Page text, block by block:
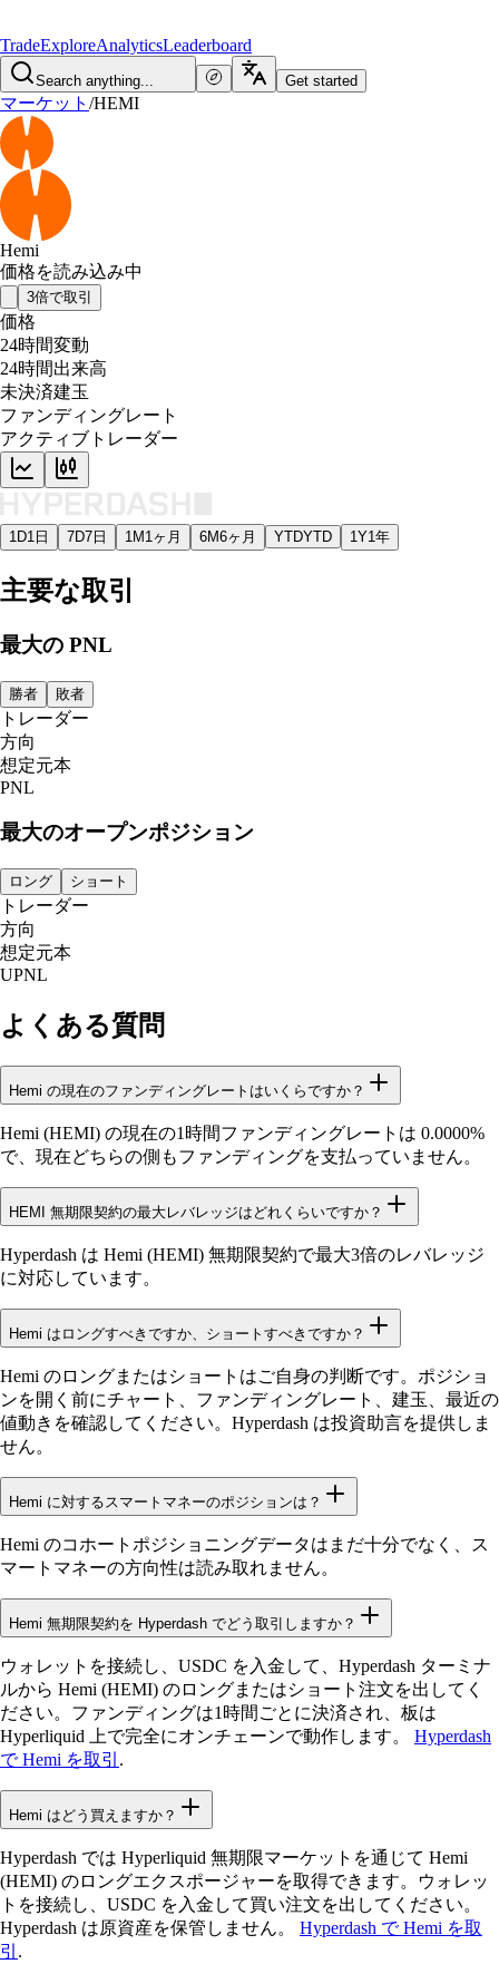
TradeExploreAnalyticsLeaderboard
Search anything... Get started
マーケット /HEMI
Hemi
価格を読み込み中
3倍で取引
価格
24時間変動
24時間出来高
未決済建玉
ファンディングレート
アクティブトレーダー
1D1日 7D7日 1M 1ヶ月 6M6ヶ月 YTDYTD 1Y1年
主要な取引
最大の PNL
勝者 敗者
トレーダー
方向
想定元本
PNL
最大のオープンポジション
ロング ショート
トレーダー
方向
想定元本
UPNL
よくある質問
Hemi の現在のファンディングレートはいくらですか？
Hemi (HEMI) の現在の1時間ファンディングレートは 0.0000%
で、現在どちらの側もファンディングを支払っていません。
HEMI 無期限契約の最大レバレッジはどれくらいですか？
Hyperdash は Hemi (HEMI) 無期限契約で最大3倍のレバレッジ
に対応しています。
Hemi はロングすべきですか、ショートすべきですか？
Hemi のロングまたはショートはご自身の判断です。ポジショ
ンを開く前にチャート、ファンディングレート、建玉、最近の
値動きを確認してください。Hyperdash は投資助言を提供しま
せん。
Hemi に対するスマートマネーのポジションは？
Hemi のコホートポジショニングデータはまだ十分でなく、ス
マートマネーの方向性は読み取れません。
Hemi 無期限契約を Hyperdash でどう取引しますか？
ウォレットを接続し、USDC を入金して、Hyperdash ターミナ
ルから Hemi (HEMI) のロングまたはショート注文を出してく
ださい。ファンディングは1時間ごとに決済され、板は
Hyperliquid 上で完全にオンチェーンで動作します。
Hyperdash
で Hemi を取引 .
Hemi はどう買えますか？
Hyperdash では Hyperliquid 無期限マーケットを通じて Hemi
(HEMI) のロングエクスポージャーを取得できます。ウォレッ
トを接続し、USDC を入金して買い注文を出してください。
Hyperdash は原資産を保管しません。
Hyperdash で Hemi を取
引 .